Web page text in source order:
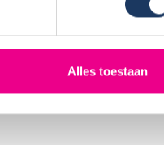
Alles toestaan
Naam:
J
Juli-